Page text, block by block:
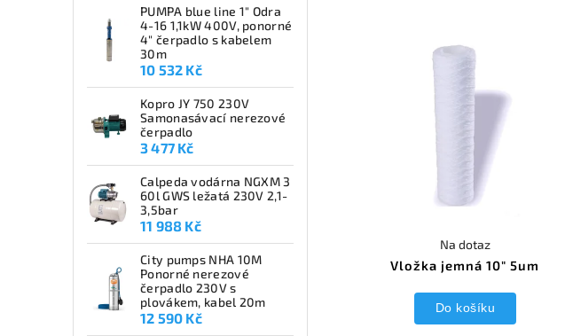
PUMPA blue line 1" Odra
4-16 1,1kW 400V, ponorné
4" čerpadlo s kabelem
30m
10 532 Kč
Kopro JY 750 230V
Samonasávací nerezové
čerpadlo
3 477 Kč
Calpeda vodárna NGXM 3
60l GWS ležatá 230V 2,1-
3,5bar
11 988 Kč
City pumps NHA 10M
Ponorné nerezové
čerpadlo 230V s
plovákem, kabel 20m
12 590 Kč
Vložka jemná 10" 5um
Na dotaz
Do košíku